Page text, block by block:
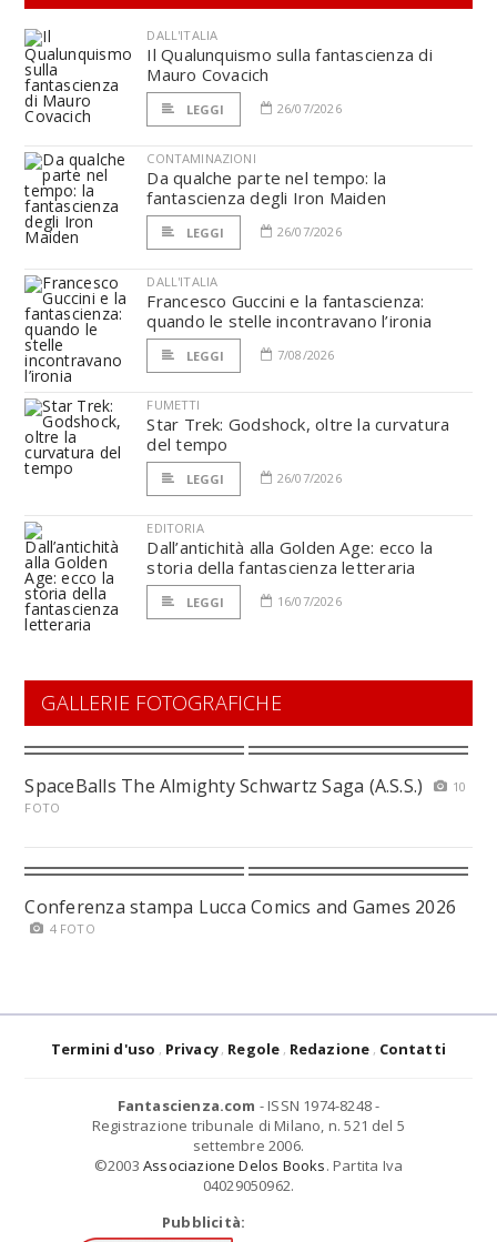
DALL'ITALIA
Il Qualunquismo sulla fantascienza di
Mauro Covacich
LEGGI 26/07/2026
CONTAMINAZIONI
Da qualche parte nel tempo: la
fantascienza degli Iron Maiden
LEGGI 26/07/2026
DALL'ITALIA
Francesco Guccini e la fantascienza:
quando le stelle incontravano l’ironia
LEGGI 7/08/2026
FUMETTI
Star Trek: Godshock, oltre la curvatura
del tempo
LEGGI 26/07/2026
EDITORIA
Dall’antichità alla Golden Age: ecco la
storia della fantascienza letteraria
LEGGI 16/07/2026
GALLERIE FOTOGRAFICHE
SpaceBalls The Almighty Schwartz Saga (A.S.S.)
10
FOTO
Conferenza stampa Lucca Comics and Games 2026
4 FOTO
Termini d'uso Privacy Regole Redazione Contatti
Fantascienza.com - ISSN 1974-8248 -
Registrazione tribunale di Milano, n. 521 del 5
settembre 2006.
©2003 Associazione Delos Books. Partita Iva
04029050962.
Pubblicità: